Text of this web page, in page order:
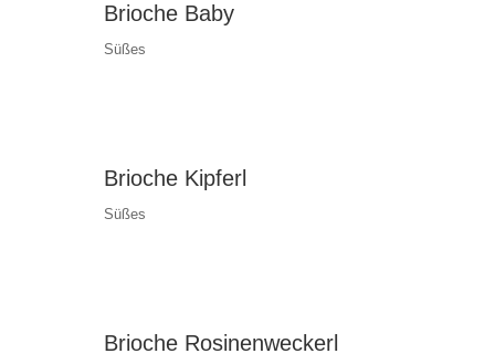
Brioche Baby
Süßes
Brioche Kipferl
Süßes
Brioche Rosinenweckerl